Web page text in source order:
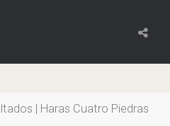
| Haras Cuatro Piedras